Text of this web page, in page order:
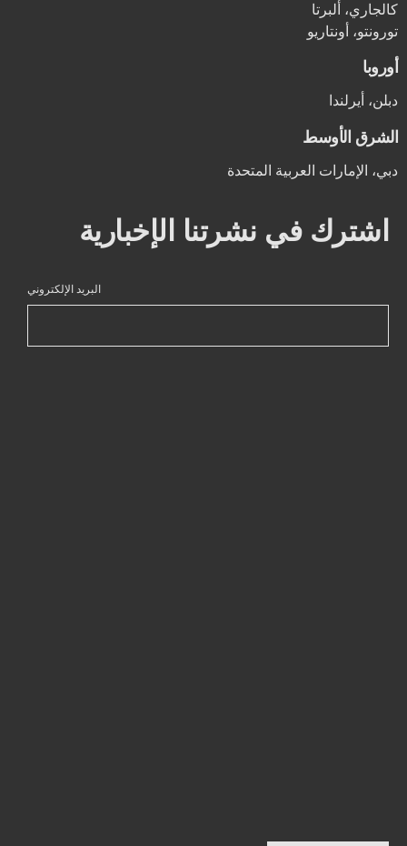
كالجاري، ألبرتا
تورونتو، أونتاريو
أوروبا
دبلن، أيرلندا
الشرق الأوسط
دبي، الإمارات العربية المتحدة
اشترك في نشرتنا الإخبارية
البريد الإلكتروني